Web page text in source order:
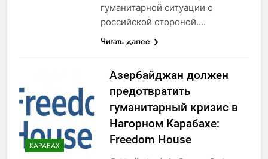
гуманитарной ситуации с
российской стороной….
Читать далее
КАРАБАХ
Азербайджан должен
предотвратить
гуманитарный кризис в
Нагорном Карабахе:
Freedom House